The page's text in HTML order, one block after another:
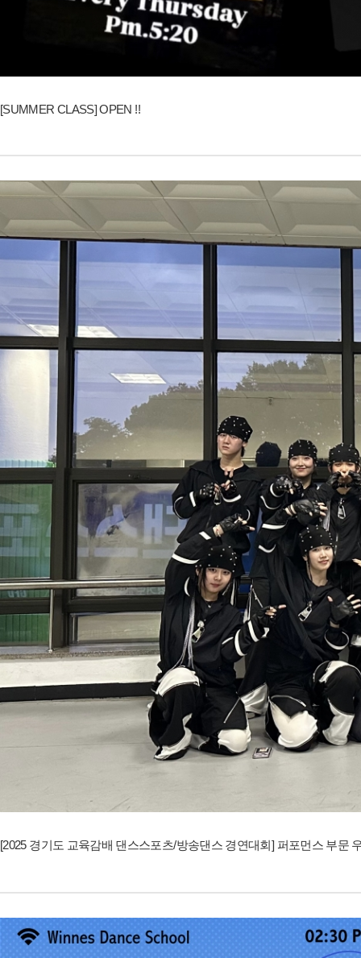
[SUMMER CLASS] OPEN !!
[2025 경기도 교육감배 댄스스포츠/방송댄스 경연대회] 퍼포먼스 부문